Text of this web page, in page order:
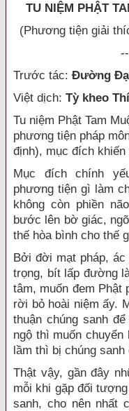
TU NIỆM PHẬT
(Phương tiện giải
Trước tác: Đường
Việt dịch: Tỳ kheo
Tu niệm Phật Tam
phương tiện pháp
định), mục đích
Mục đích chính
phương tiện gì làm
không còn phiền
bước lên bờ giác,
thế hòa bình cho thế
Bởi đời mạt pháp, ác
trọng, bít lấp đường
tâm, muốn đem Phật
rời bỏ hoài niệm ấy.
thuận chúng sanh
ngộ thì muốn
lầm thì bị chúng
Thật vậy, gần đây
mỗi khi gặp đối
sanh, cho nên nhất